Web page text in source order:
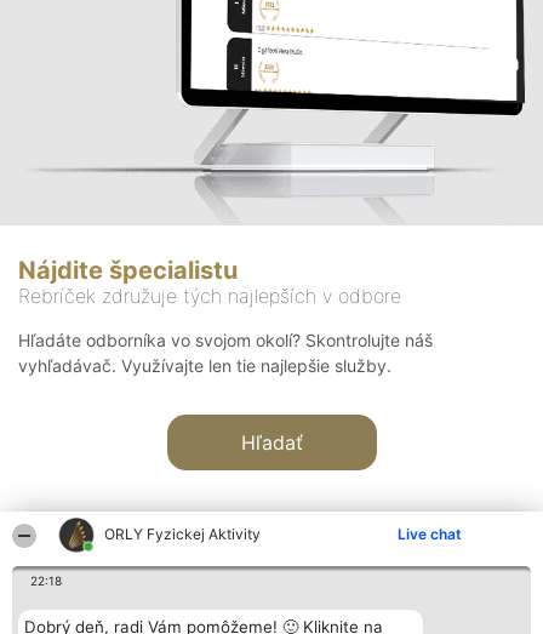
ORLY Fyzickej Aktivity Live chat
22:18
Dobrý deň, radi Vám pomôžeme! 🙂 Kliknite na
Nájdite špecialistu
Rebríček združuje tých najlepších v odbore
Hľadáte odborníka vo svojom okolí? Skontrolujte náš
vyhľadávač. Využívajte len tie najlepšie služby.
Hľadať
Organizátor hodnotenia Hodnotenie Kontakt